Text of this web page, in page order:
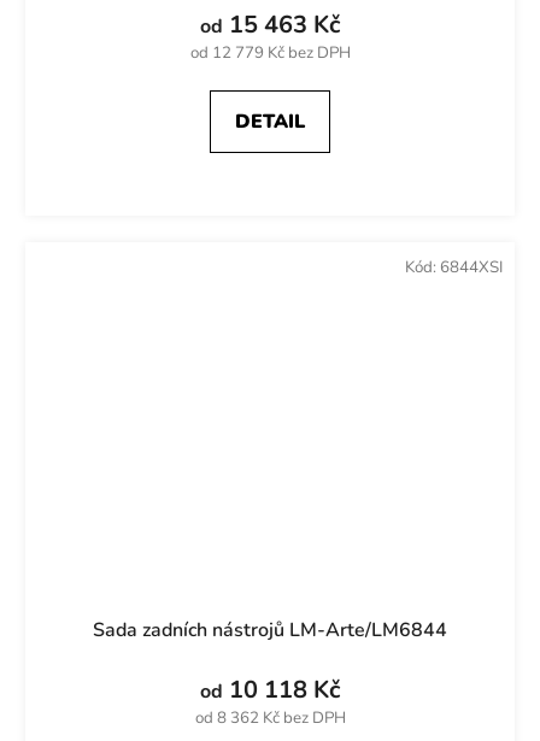
od 12 779 Kč bez DPH
od 15 463 Kč
DETAIL
Sada zadních nástrojů LM-Arte/LM6844
od 8 362 Kč bez DPH
od 10 118 Kč
Kód: 6844XSI